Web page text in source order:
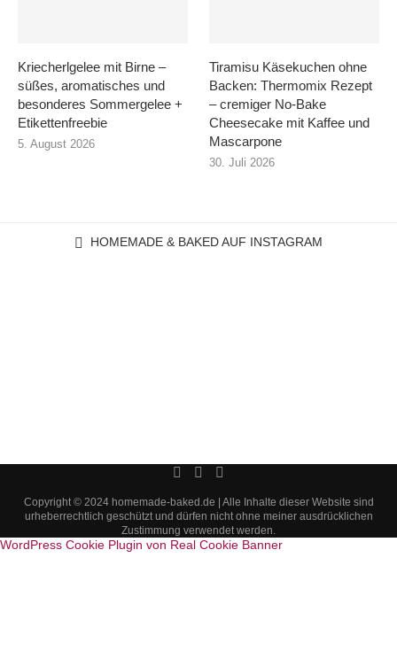
Kriecherlgelee mit Birne –
süßes, aromatisches und
besonderes Sommergelee +
Etikettenfreebie
5. August 2026
Tiramisu Käsekuchen ohne
Backen: Thermomix Rezept
– cremiger No-Bake
Cheesecake mit Kaffee und
Mascarpone
30. Juli 2026
HOMEMADE & BAKED AUF INSTAGRAM
Copyright © 2024 homemade-baked.de | Alle Inhalte dieser Website sind
urheberrechtlich geschützt und dürfen nicht ohne meiner ausdrücklichen
Zustimmung verwendet werden.
WordPress Cookie Plugin von Real Cookie Banner